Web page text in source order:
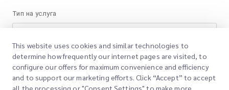
Тип на услуга
Истрага на филијалата
This website uses cookies and similar technologies to
determine how frequently our internet pages are visited, to
configure our offers for maximum convenience and efficiency
and to support our marketing efforts. Click “Accept” to accept
all the processing or "Consent Settings" to make more